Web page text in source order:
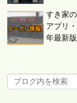
すき家
アプリ
年最新